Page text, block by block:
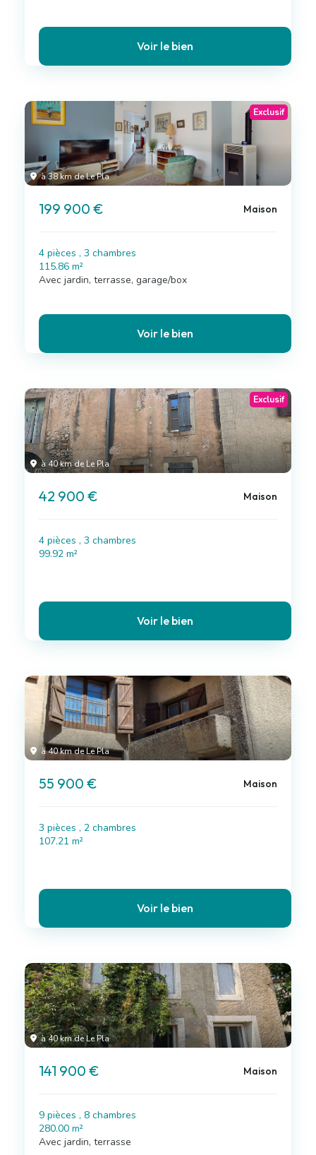
Voir le bien
à 38 km de Le Pla
Exclusif
199 900 € Maison
4 pièces , 3 chambres
115.86 m²
Avec jardin, terrasse, garage/box
Voir le bien
à 40 km de Le Pla
Exclusif
42 900 € Maison
4 pièces , 3 chambres
99.92 m²
Voir le bien
à 40 km de Le Pla
55 900 € Maison
3 pièces , 2 chambres
107.21 m²
Voir le bien
à 40 km de Le Pla
141 900 € Maison
9 pièces , 8 chambres
280.00 m²
Avec jardin, terrasse